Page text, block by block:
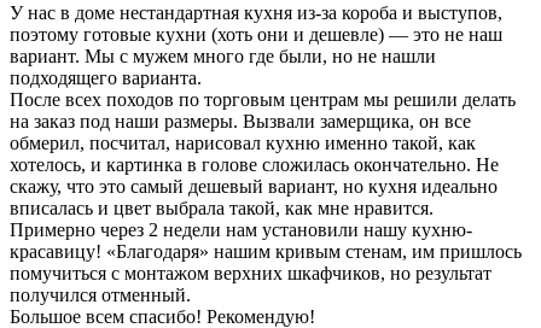
У нас в доме нестандартная кухня из-за короба и выступов,
поэтому готовые кухни (хоть они и дешевле) — это не наш
вариант. Мы с мужем много где были, но не нашли
подходящего варианта.
После всех походов по торговым центрам мы решили делать
на заказ под наши размеры. Вызвали замерщика, он все
обмерил, посчитал, нарисовал кухню именно такой, как
хотелось, и картинка в голове сложилась окончательно. Не
скажу, что это самый дешевый вариант, но кухня идеально
вписалась и цвет выбрала такой, как мне нравится.
Примерно через 2 недели нам установили нашу кухню-
красавицу! «Благодаря» нашим кривым стенам, им пришлось
помучиться с монтажом верхних шкафчиков, но результат
получился отменный.
Большое всем спасибо! Рекомендую!